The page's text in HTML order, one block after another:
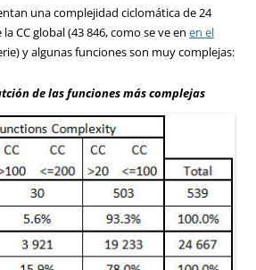
unacomplejidad ciclomáticade24
la CCglobal(43846,como se veen en el
y algunas funcionesson muy complejas:
de las funciones más complejas